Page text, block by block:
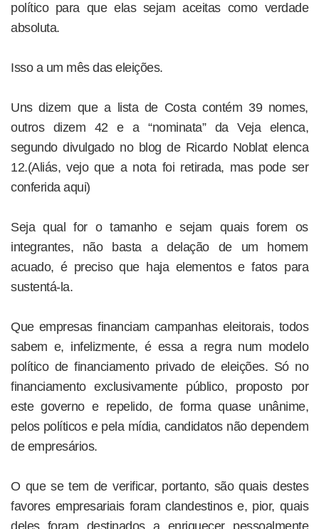
político para que elas sejam aceitas como verdade
absoluta.
Isso a um mês das eleições.
Uns dizem que a lista de Costa contém 39 nomes,
outros dizem 42 e a “nominata” da Veja elenca,
segundo divulgado no blog de Ricardo Noblat elenca
12.(Aliás, vejo que a nota foi retirada, mas pode ser
conferida aqui)
Seja qual for o tamanho e sejam quais forem os
integrantes, não basta a delação de um homem
acuado, é preciso que haja elementos e fatos para
sustentá-la.
Que empresas financiam campanhas eleitorais, todos
sabem e, infelizmente, é essa a regra num modelo
político de financiamento privado de eleições. Só no
financiamento exclusivamente público, proposto por
este governo e repelido, de forma quase unânime,
pelos políticos e pela mídia, candidatos não dependem
de empresários.
O que se tem de verificar, portanto, são quais destes
favores empresariais foram clandestinos e, pior, quais
deles foram destinados a enriquecer pessoalmente